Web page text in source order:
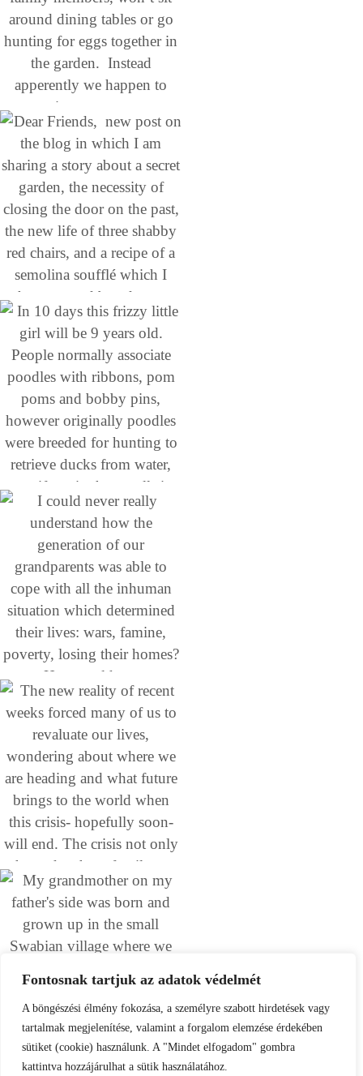
Fontosnak tartjuk az adatok védelmét
A böngészési élmény fokozása, a személyre szabott hirdetések vagy
tartalmak megjelenítése, valamint a forgalom elemzése érdekében
sütiket (cookie) használunk. A "Mindet elfogadom" gombra
kattintva hozzájárulhat a sütik használatához.